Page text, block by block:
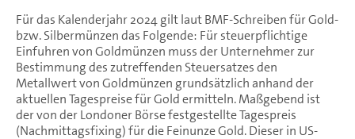
Für das Kalenderjahr 2024 gilt laut BMF-Schreiben für Gold-
bzw. Silbermünzen das Folgende: Für steuerpflichtige
Einfuhren von Goldmünzen muss der Unternehmer zur
Bestimmung des zutreffenden Steuersatzes den
Metallwert von Goldmünzen grundsätzlich anhand der
aktuellen Tagespreise für Gold ermitteln. Maßgebend ist
der von der Londoner Börse festgestellte Tagespreis
(Nachmittagsfixing) für die Feinunze Gold. Dieser in US-